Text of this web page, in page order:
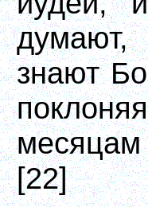
знают
[22]